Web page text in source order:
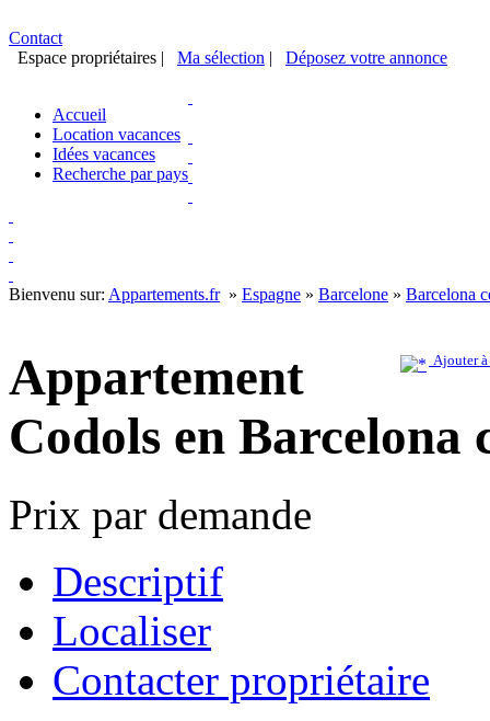
Contact
Espace propriétaires | Ma sélection | Déposez votre annonce
Accueil
Location vacances
Idées vacances
Recherche par pays
Bienvenu sur: Appartements.fr » Espagne » Barcelone » Barcelona
Ajouter
Appartement
Codols en Barcelona
Prix par demande
Descriptif
Localiser
Contacter propriétaire